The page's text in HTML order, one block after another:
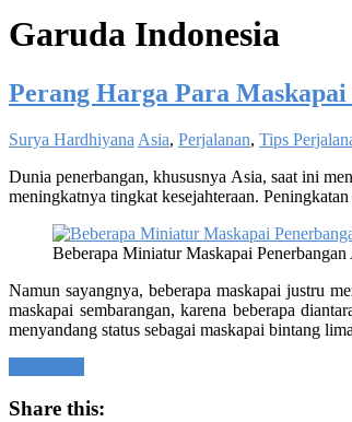
Garuda Indonesia
Perang Harga Para Maskapai
Surya Hardhiyana Asia, Perjalanan, Tips
Dunia penerbangan, khususnya Asia, saat ini
meningkatnya tingkat kesejahteraan.
Beberapa Miniatur Maskapai Penerbangan
Namun sayangnya, beberapa maskapai justru
maskapai sembarangan, karena beberapa
menyandang status sebagai maskapai bintang
Share this: